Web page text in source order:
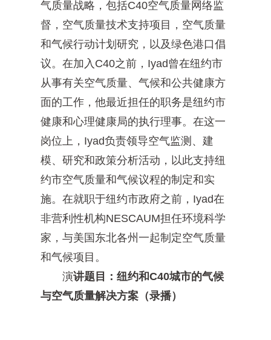
气质量战略，包括C40空气质量网络监
督，空气质量技术支持项目，空气质量
和气候行动计划研究，以及绿色港口倡
议。在加入C40之前，Iyad曾在纽约市
从事有关空气质量、气候和公共健康方
面的工作，他最近担任的职务是纽约市
健康和心理健康局的执行理事。在这一
岗位上，Iyad负责领导空气监测、建
模、研究和政策分析活动，以此支持纽
约市空气质量和气候议程的制定和实
施。在就职于纽约市政府之前，Iyad在
非营利性机构NESCAUM担任环境科学
家，与美国东北各州一起制定空气质量
和气候项目。
演讲题目：纽约和C40城市的气候
与空气质量解决方案（录播）